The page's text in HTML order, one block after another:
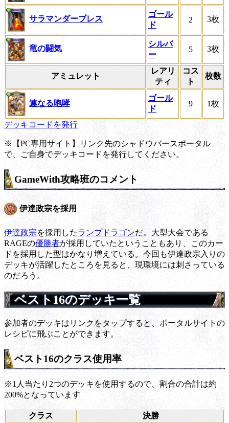
サラマンダーブレス
ゴール
ド
2 3枚
竜の闘気
シルバ
ー
5 3枚
アミュレット
レアリ
ティ
コス
ト
枚数
連なる咆哮
ゴール
ド
9 1枚
デッキコードを発行
※【PC専用サイト】リンク先のシャドウバースポータル
で、ご自身でデッキコードを発行してください。
GameWith攻略班のコメント
伊達政宗を採用
伊達政宗を採用したランプドラゴンだ。大型大会である
RAGEの優勝者が採用していたということもあり、このカー
ドを採用した型はかなり増えている。今回も伊達政宗入りの
デッキが活躍したところを見ると、現環境には刺さっている
のだろう。
ベスト16のデッキ一覧
参加者のデッキはリンクをタップすると、ポータルサイトの
レシピに飛ぶことができます。
ベスト16のクラス使用率
※1人当たり2つのデッキを使用するので、割合の合計は約
200%となっています
クラス 決勝